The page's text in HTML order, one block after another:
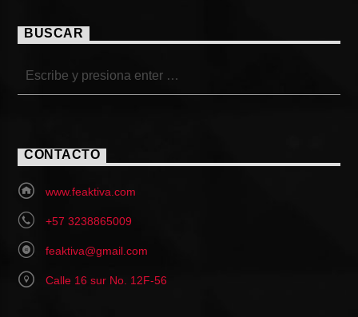
BUSCAR
CONTACTO
www.feaktiva.com
+57 3238865009
feaktiva@gmail.com
Calle 16 sur No. 12F-56